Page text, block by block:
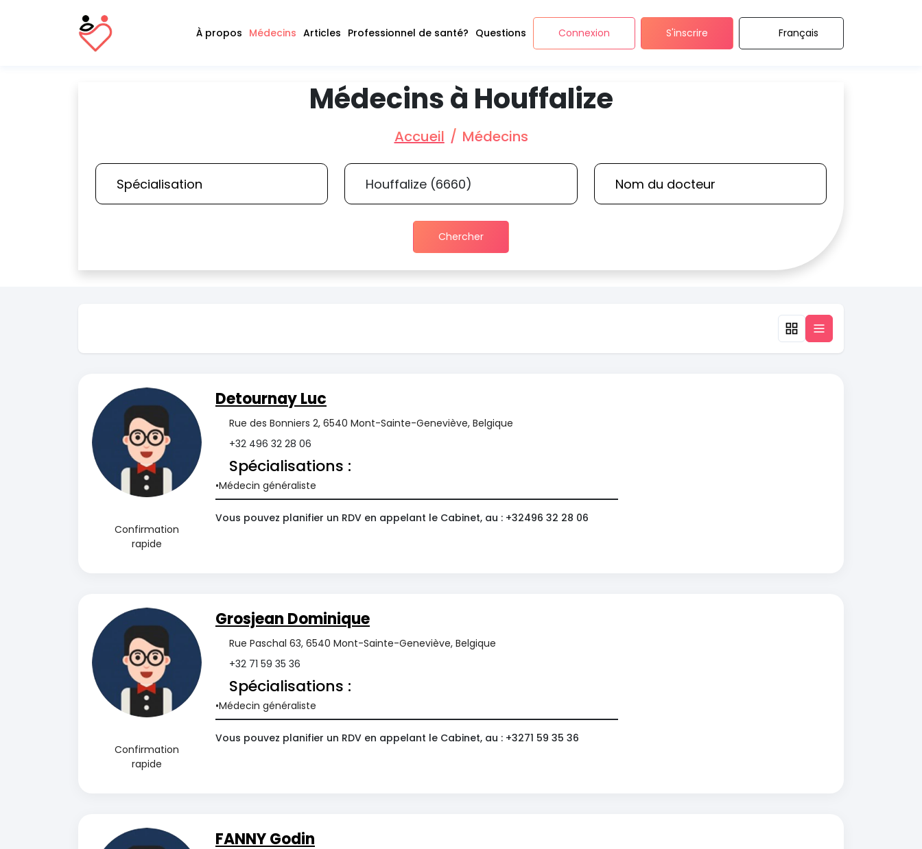
À propos Médecins Articles Professionnel de santé? Questions Connexion S'inscrire Français
Médecins à Houffalize
Accueil Médecins
Chercher
Confirmation
rapide
Detournay Luc
Rue des Bonniers 2, 6540 Mont-Sainte-Geneviève, Belgique
+32 496 32 28 06
Spécialisations :
Médecin généraliste
Vous pouvez planifier un RDV en appelant le Cabinet, au : +32496 32 28 06
Confirmation
rapide
Grosjean Dominique
Rue Paschal 63, 6540 Mont-Sainte-Geneviève, Belgique
+32 71 59 35 36
Spécialisations :
Médecin généraliste
Vous pouvez planifier un RDV en appelant le Cabinet, au : +3271 59 35 36
FANNY Godin